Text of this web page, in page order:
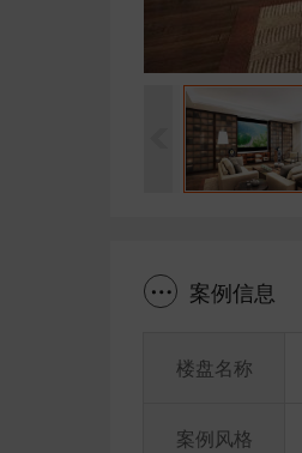
案例信息
楼盘名称
案例风格